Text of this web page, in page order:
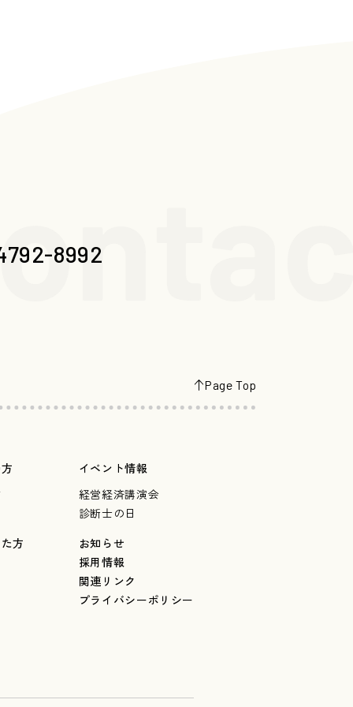
8992
Page Top
方
イベント情報
経営経済講演会
診断士の日
お知らせ
採用情報
関連リンク
プライバシーポリシー